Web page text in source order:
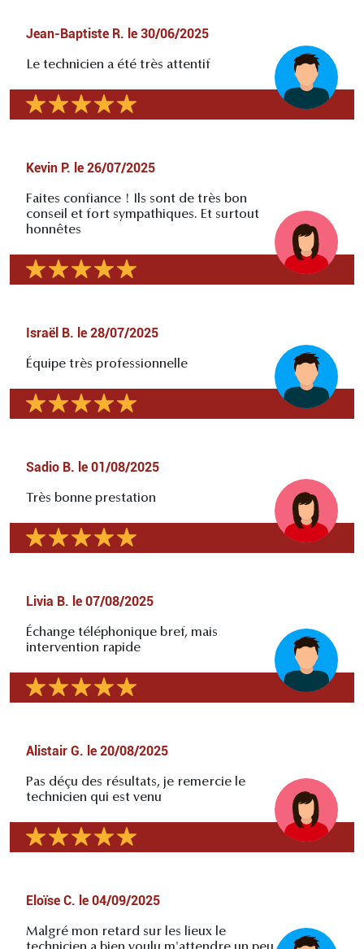
Jean-Baptiste R. le 30/06/2025
Le technicien a été très attentif
Kevin P. le 26/07/2025
Faites confiance ! Ils sont de très bon
conseil et fort sympathiques. Et surtout
honnêtes
Israël B. le 28/07/2025
Équipe très professionnelle
Sadio B. le 01/08/2025
Très bonne prestation
Livia B. le 07/08/2025
Échange téléphonique bref, mais
intervention rapide
Alistair G. le 20/08/2025
Pas déçu des résultats, je remercie le
technicien qui est venu
Eloïse C. le 04/09/2025
Malgré mon retard sur les lieux le